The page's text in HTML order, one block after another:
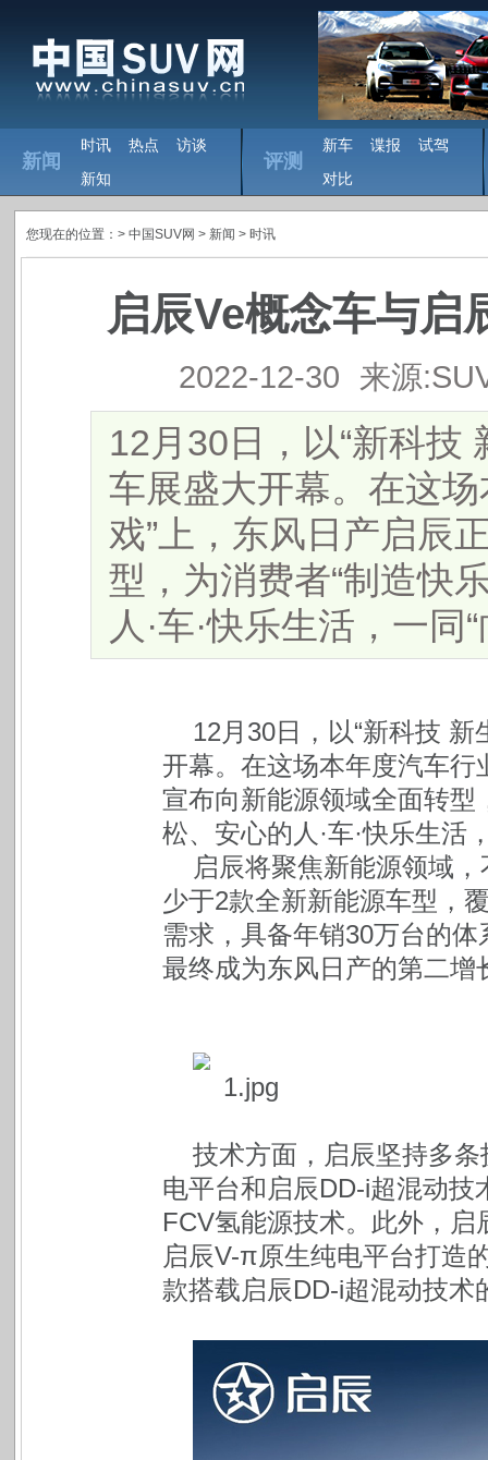
新闻
时讯 热点
访谈
新知
评测
新车 谍报
试驾
对比
您现在的位置：> 中国SUV网 > 新闻 > 时讯
启辰Ve概念车与启
2022-12-30 来源
12月30日，以“新科技
车展盛大开幕。在这
戏”上，东风日产启辰
型，为消费者“制造快
人·车·快乐生活，一同
12月30日，以“新科技
开幕。在这场本年度汽车行
宣布向新能源领域全面转型
松、安心的人·车·快乐生活
启辰将聚焦新能源领域
少于2款全新新能源车型，
需求，具备年销30万台的
最终成为东风日产的第二增
技术方面，启辰坚持多
电平台和启辰DD-i超混动
FCV氢能源技术。此外，
启辰V-π原生纯电平台打造
款搭载启辰DD-i超混动技术